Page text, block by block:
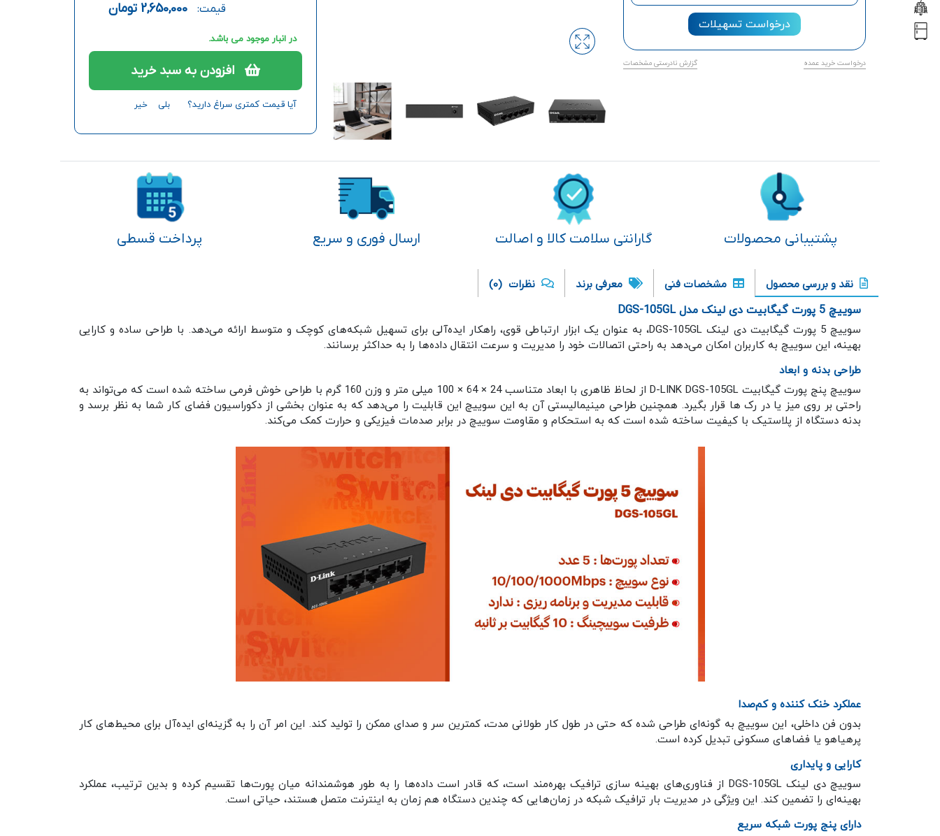
درخواست تسهیلات
درخواست خرید عمده گزارش نادرستی مشخصات
قیمت: 2,650,000 تومان
در انبار موجود می باشد.
افزودن به سبد خرید
آیا قیمت کمتری سراغ دارید؟ بلی خیر
پشتیبانی محصولات گارانتی سلامت کالا و اصالت ارسال فوری و سریع پرداخت قسطی
نقد و بررسی محصول مشخصات فنی معرفی برند نظرات (0)
سوییچ 5 پورت گیگابیت دی لینک مدل DGS-105GL
سوییچ 5 پورت گیگابیت دی لینک DGS-105GL، به عنوان یک ابزار ارتباطی قوی، راهکار ایده‌آلی برای تسهیل شبکه‌های کوچک و متوسط ارائه می‌دهد. با طراحی ساده و کارایی
بهینه، این سوییچ به کاربران امکان می‌دهد به راحتی اتصالات خود را مدیریت و سرعت انتقال داده‌ها را به حداکثر برسانند.
طراحی بدنه و ابعاد
سوییچ پنج پورت گیگابیت D-LINK DGS-105GL از لحاظ ظاهری با ابعاد متناسب 24 × 64 × 100 میلی متر و وزن 160 گرم با طراحی خوش فرمی ساخته شده است که می‌تواند به
راحتی بر روی میز یا در رک ها قرار بگیرد. همچنین طراحی مینیمالیستی آن به این سوییچ این قابلیت را می‌دهد که به‌ عنوان بخشی از دکوراسیون فضای کار شما به نظر برسد و
بدنه دستگاه از پلاستیک با کیفیت ساخته شده است که به استحکام و مقاومت سوییچ در برابر صدمات فیزیکی و حرارت کمک می‌کند.
عملکرد خنک کننده و کم‌صدا
بدون فن داخلی، این سوییچ به گونه‌ای طراحی شده که حتی در طول کار طولانی مدت، کمترین سر و صدای ممکن را تولید کند. این امر آن را به گزینه‌ای ایده‌آل برای محیط‌های کار
پرهیاهو یا فضاهای مسکونی تبدیل کرده است.
کارایی و پایداری
سوییچ دی لینک DGS-105GL از فناوری‌های بهینه‌ سازی ترافیک بهره‌مند است، که قادر است داده‌ها را به طور هوشمندانه میان پورت‌ها تقسیم کرده و بدین ترتیب، عملکرد
بهینه‌ای را تضمین کند. این ویژگی در مدیریت بار ترافیک شبکه در زمان‌هایی که چندین دستگاه هم‌ زمان به اینترنت متصل هستند، حیاتی است.
دارای پنج پورت شبکه سریع